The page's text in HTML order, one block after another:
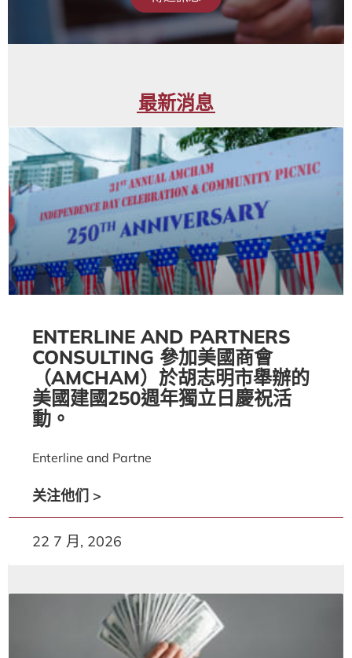
最新消息
ENTERLINE AND PARTNERS
CONSULTING 參加美國商會
（AMCHAM）於胡志明市舉辦的
美國建國250週年獨立日慶祝活
動。
Enterline and Partne
关注他们 >
22 7 月, 2026